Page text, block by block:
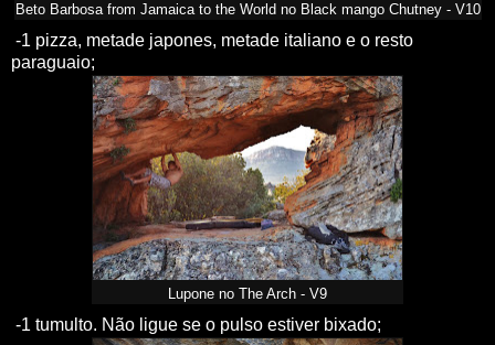
Beto Barbosa from Jamaica to the World no Black mango Chutney - V10
-1 pizza, metade japones, metade italiano e o resto
paraguaio;
Lupone no The Arch - V9
-1 tumulto. Não ligue se o pulso estiver bixado;